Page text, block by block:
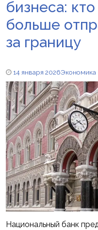
бизнеса:
больше
за границу
14 января 2026Экономика
Национальный банк